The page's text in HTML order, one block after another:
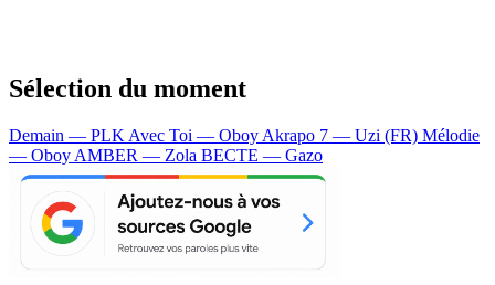
Sélection du moment
Demain — PLK Avec Toi — Oboy Akrapo 7 — Uzi (FR) Mélodie
— Oboy AMBER — Zola BECTE — Gazo